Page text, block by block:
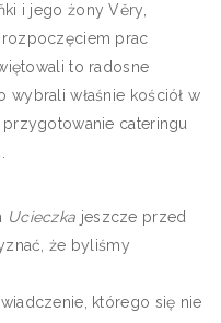
i jego żony Věry,
prac
to radosne
właśnie kościół w
przygotowanie cateringu
Ucieczka jeszcze przed
że byliśmy
którego się nie